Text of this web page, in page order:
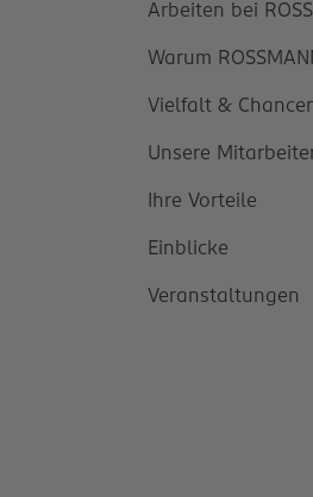
Arbeiten bei
Warum
Vielfalt &
Unsere
Ihre Vorteile
Einblicke
Veranstaltungen